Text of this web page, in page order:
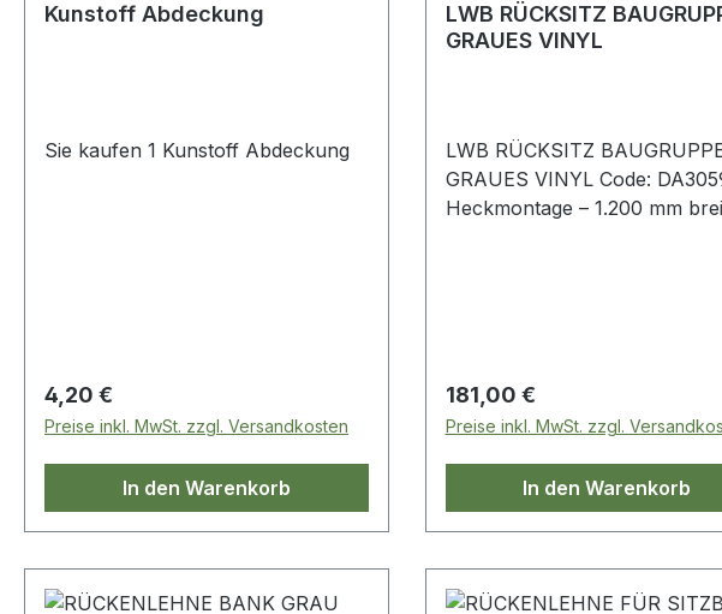
Kunstoff Abdeckung
Sie kaufen 1 Kunstoff Abdeckung
Regulärer Preis:
4,20 €
Preise inkl. MwSt. zzgl. Versandkosten
In den Warenkorb
LWB RÜCKSITZ
GRAUES VINYL
LWB RÜCKSITZ
GRAUES VINYL Code:
Heckmontage – 1.200 mm
Regulärer Preis:
181,00 €
Preise inkl. MwSt. zzgl.
In den Warenkorb